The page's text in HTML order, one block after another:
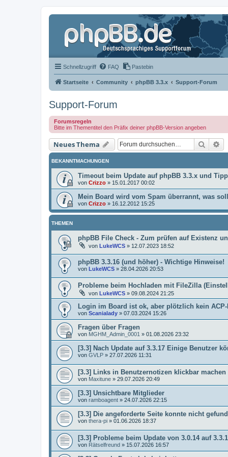
Schnellzugriff FAQ Pastebin
Startseite Community phpBB 3.3.x Support-Forum
Support-Forum
Forumsregeln
Bitte im Thementitel den Präfix deiner phpBB-Version angeben
Neues Thema Suche
BEKANNTMACHUNGEN
Timeout beim Update auf phpBB 3.3.x und
von Crizzo » 15.01.2017 00:02
Mein Board wird vom Spam überrannt, was
von Crizzo » 16.12.2012 15:25
THEMEN
phpBB File Check - Zum prüfen auf Existenz
von LukeWCS » 12.07.2023 18:52
phpBB 3.3.16 (und höher) - Wichtige Hinweise!
von LukeWCS » 28.04.2026 20:53
Probleme beim Hochladen mit FileZilla
von LukeWCS » 09.08.2024 21:25
Login im Board ist ok, aber plötzlich kein
von Scanialady » 07.03.2024 15:26
Fragen über Fragen
von MGHM_Admin_0001 » 01.08.2026 23:32
[3.3] Nach Update auf 3.3.17 Einige Benutzer
von GVLP » 27.07.2026 11:31
[3.3] Links in Benutzernotizen klickbar machen
von Maxitune » 29.07.2026 20:49
[3.3] Unsichtbare Mitglieder
von ramboagent » 24.07.2026 22:15
[3.3] Die angeforderte Seite konnte nicht
von thera-pi » 01.06.2026 18:37
[3.3] Probleme beim Update von 3.0.14 auf
von Rätselfreund » 15.07.2026 16:57